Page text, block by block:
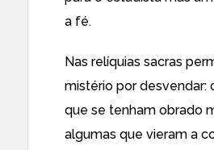
a fé.
Nas relíquias sacras
mistério por desvendar:
que se tenham obrado
algumas que vieram a